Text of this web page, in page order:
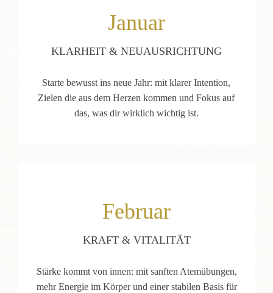
Januar
KLARHEIT & NEUAUSRICHTUNG
Starte bewusst ins neue Jahr: mit klarer Intention,
Zielen die aus dem Herzen kommen und Fokus auf
das, was dir wirklich wichtig ist.
Februar
KRAFT & VITALITÄT
Stärke kommt von innen: mit sanften Atemübungen,
mehr Energie im Körper und einer stabilen Basis für